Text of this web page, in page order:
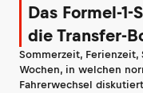
Das Formel-
die Transfer-
Sommerzeit, Ferienzeit,
Wochen, in welchen
Fahrerwechsel